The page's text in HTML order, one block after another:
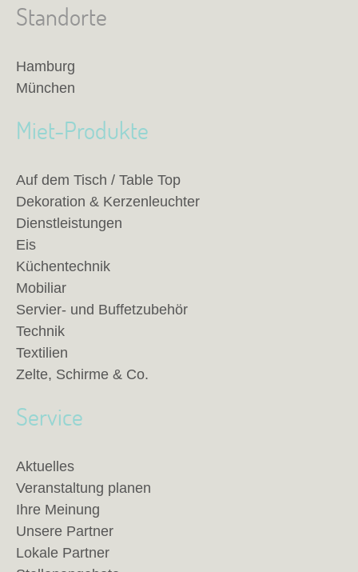
Standorte
Hamburg
München
Miet-Produkte
Auf dem Tisch / Table Top
Dekoration & Kerzenleuchter
Dienstleistungen
Eis
Küchentechnik
Mobiliar
Servier- und Buffetzubehör
Technik
Textilien
Zelte, Schirme & Co.
Service
Aktuelles
Veranstaltung planen
Ihre Meinung
Unsere Partner
Lokale Partner